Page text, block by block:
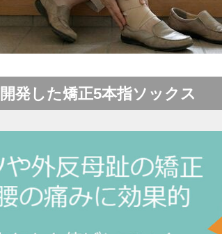
発した矯正5本指ソックス